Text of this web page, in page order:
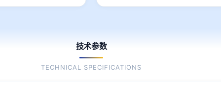
技术参数
TECHNICAL SPECIFICATIONS